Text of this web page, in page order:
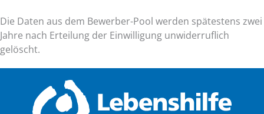
Die Daten aus dem Bewerber-Pool werden spätestens zwei
Jahre nach Erteilung der Einwilligung unwiderruflich
gelöscht.